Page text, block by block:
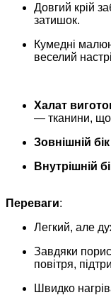
Довгий крій
затишок.
Кумедні
веселий
Халат
— тканини, що
Зовнішній бік
Внутрішній
Переваги:
Легкий, але
Завдяки
повітря,
Швидко